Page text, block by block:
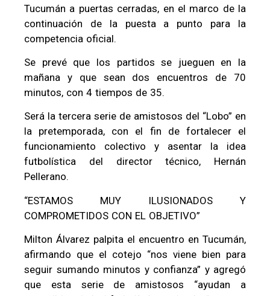
Tucumán a puertas cerradas, en el marco de la
continuación de la puesta a punto para la
competencia oficial.
Se prevé que los partidos se jueguen en la
mañana y que sean dos encuentros de 70
minutos, con 4 tiempos de 35.
Será la tercera serie de amistosos del “Lobo” en
la pretemporada, con el fin de fortalecer el
funcionamiento colectivo y asentar la idea
futbolística del director técnico, Hernán
Pellerano.
“ESTAMOS MUY ILUSIONADOS Y
COMPROMETIDOS CON EL OBJETIVO”
Milton Álvarez palpita el encuentro en Tucumán,
afirmando que el cotejo “nos viene bien para
seguir sumando minutos y confianza” y agregó
que esta serie de amistosos “ayudan a